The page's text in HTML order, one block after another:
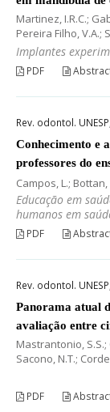
Martinez, I.R.C.;
Pereira Filho, V.A.;
Implantes
PDF
Rev. odontol.
Conhecimento e
professores do
Campos, L.; Bottan,
Educação em
humanos em
PDF
Rev. odontol.
Panorama atual
avaliação entre
Mastrantonio, S.S.;
Sacono, N.T.;
PDF